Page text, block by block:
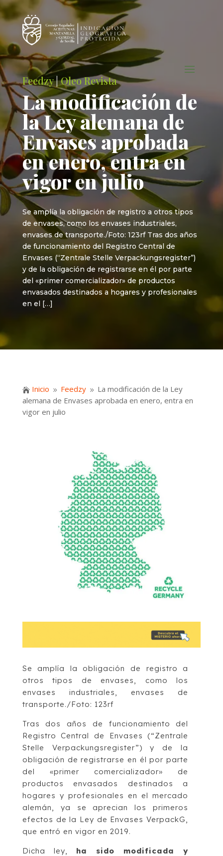
Feedzy|Oleo Revista
La modificación de
la Ley alemana de
Envases aprobada
en enero, entra en
vigor en julio
Se amplía la obligación de registro a otros tipos
de envases, como los envases industriales,
envases de transporte./Foto: 123rf Tras dos años
de funcionamiento del Registro Central de
Envases (“Zentrale Stelle Verpackungsregister”)
y de la obligación de registrarse en él por parte
del «primer comercializador» de productos
envasados destinados a hogares y profesionales
en el […]
 Inicio 9 Feedzy 9 La modificación de la Ley
alemana de Envases aprobada en enero, entra en
vigor en julio
Se amplía la obligación de registro a
otros tipos de envases, como los
envases industriales, envases de
transporte./Foto: 123rf
Tras dos años de funcionamiento del
Registro Central de Envases (“Zentrale
Stelle Verpackungsregister”) y de la
obligación de registrarse en él por parte
del «primer comercializador» de
productos envasados destinados a
hogares y profesionales en el mercado
alemán, ya se aprecian los primeros
efectos de la Ley de Envases VerpackG,
que entró en vigor en 2019.
Dicha ley, ha sido modificada y